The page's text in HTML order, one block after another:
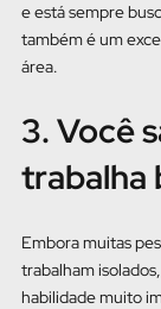
e está sempre
também é um
área.
3. Você
trabalha
Embora muitas
trabalham
habilidade muito